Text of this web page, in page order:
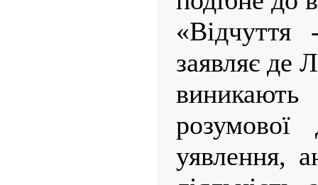
заявляє де
розумової
уявлення,